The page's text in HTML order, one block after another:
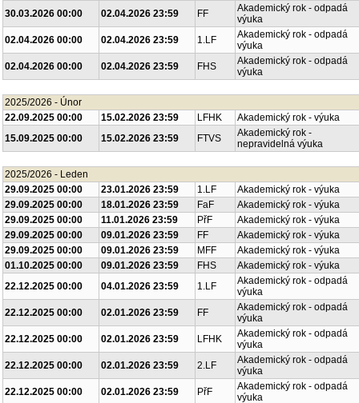
03.04.2026 00:00
03.04.2026 23:59 PřF
Akademický rok - odpadá
výuka
30.03.2026 00:00
02.04.2026 23:59 FF
Akademický rok - odpadá
výuka
02.04.2026 00:00
02.04.2026 23:59 1.LF
Akademický rok - odpadá
výuka
02.04.2026 00:00
02.04.2026 23:59 FHS
výuka
2025/2026 - Únor
22.09.2025 00:00
15.02.2026 23:59 LFHK
Akademický rok - výuka
15.09.2025 00:00
15.02.2026 23:59 FTVS
nepravidelná výuka
2025/2026 - Leden
29.09.2025 00:00
23.01.2026 23:59 1.LF
Akademický rok - výuka
29.09.2025 00:00
18.01.2026 23:59 FaF
Akademický rok - výuka
29.09.2025 00:00
11.01.2026 23:59 PřF
Akademický rok - výuka
29.09.2025 00:00
09.01.2026 23:59 FF
Akademický rok - výuka
29.09.2025 00:00
09.01.2026 23:59 MFF
Akademický rok - výuka
01.10.2025 00:00
09.01.2026 23:59 FHS
Akademický rok - výuka
22.12.2025 00:00
04.01.2026 23:59 1.LF
Akademický rok - odpadá
výuka
22.12.2025 00:00
02.01.2026 23:59 FF
Akademický rok - odpadá
výuka
22.12.2025 00:00
02.01.2026 23:59 LFHK
Akademický rok - odpadá
výuka
22.12.2025 00:00
02.01.2026 23:59 2.LF
Akademický rok - odpadá
výuka